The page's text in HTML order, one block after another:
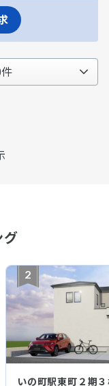
グ
2
いの町駅東町２期